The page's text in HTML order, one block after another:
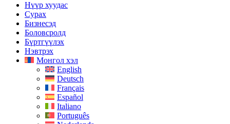
Нүүр хуудас
Сурах
Бизнесэд
Боловсролд
Бүртгүүлэх
Нэвтрэх
Монгол хэл
English
Deutsch
Français
Español
Italiano
Português